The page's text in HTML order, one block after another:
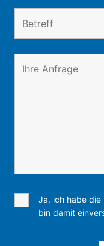
Ja, ich habe die
bin damit